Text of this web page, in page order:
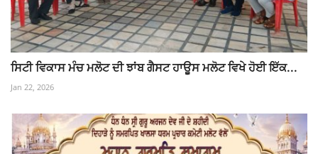
ਸਿਟੀ ਵਿਕਾਸ ਮੰਚ ਮਲੋਟ ਦੀ ਝਾਂਬ ਗੈਸਟ ਹਾਊਸ ਮਲੋਟ ਵਿਖੇ ਹੋਈ ਇੱਕ...
Jan 22, 2026